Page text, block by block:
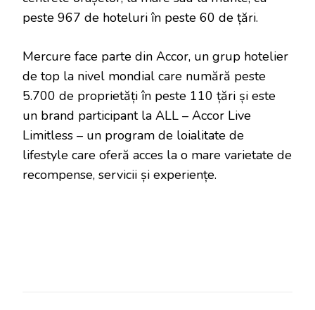
peste 967 de hoteluri în peste 60 de țări.
Mercure face parte din Accor, un grup hotelier
de top la nivel mondial care numără peste
5.700 de proprietăți în peste 110 țări și este
un brand participant la ALL – Accor Live
Limitless – un program de loialitate de
lifestyle care oferă acces la o mare varietate de
recompense, servicii și experiențe.